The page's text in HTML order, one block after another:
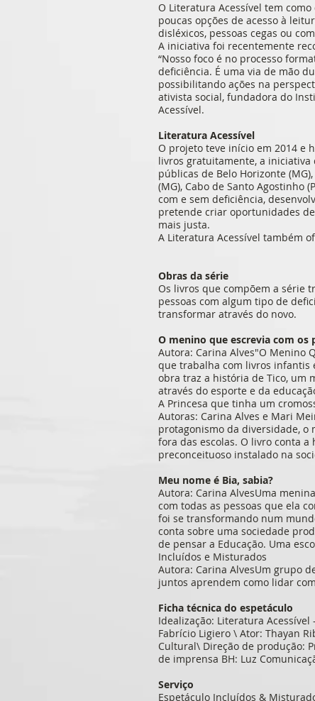
O Literatura Acessível tem
poucas opções de acesso à
disléxicos, pessoas cegas ou
A iniciativa foi recentemente
“Nosso foco é no processo
deficiência. É uma via de mão
possibilitando ações na
ativista social, fundadora do
Acessível.
Literatura Acessível
O projeto teve início em 2014 e
livros gratuitamente, a iniciativa
públicas de Belo Horizonte
(MG), Cabo de Santo Agostinho
com e sem deficiência,
pretende criar oportunidades
mais justa.
A Literatura Acessível também
Obras da série
Os livros que compõem a série
pessoas com algum tipo de
transformar através do novo.
O menino que escrevia com os
Autora: Carina Alves"O Menino
que trabalha com livros infantis
obra traz a história de Tico, um
através do esporte e da
A Princesa que tinha um
Autoras: Carina Alves e Mari
protagonismo da diversidade, o
fora das escolas. O livro conta
preconceituoso instalado na
Meu nome é Bia, sabia?
Autora: Carina AlvesUma
com todas as pessoas que ela
foi se transformando num
conta sobre uma sociedade
de pensar a Educação. Uma
Incluídos e Misturados
Autora: Carina AlvesUm grupo
juntos aprendem como lidar
Ficha técnica do espetáculo
Idealização: Literatura
Fabrício Ligiero \ Ator: Thayan
Cultural\ Direção de produção:
de imprensa BH: Luz
Serviço
Espetáculo Incluídos &